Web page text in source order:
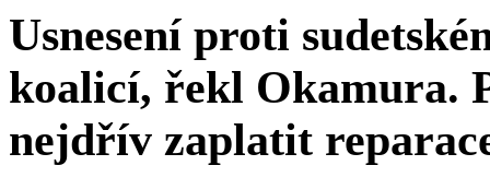
Usnesení proti
koalicí, řekl Okamura.
nejdřív zaplatit